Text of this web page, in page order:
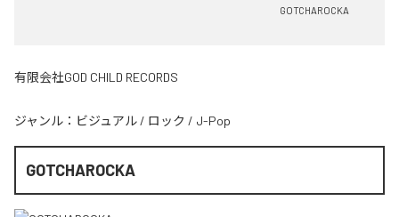
GOTCHAROCKA
有限会社GOD CHILD RECORDS
ジャンル： ビジュアル / ロック / J-Pop
GOTCHAROCKA